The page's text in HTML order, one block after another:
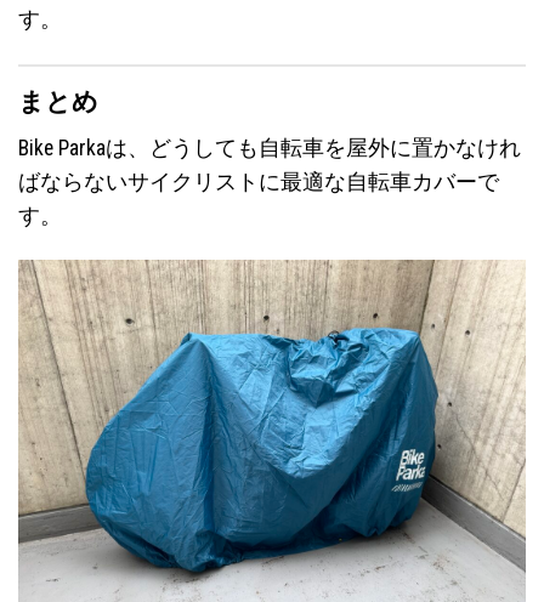
す。
まとめ
Bike Parkaは、どうしても自転車を屋外に置かなけれ
ばならないサイクリストに最適な自転車カバーで
す。